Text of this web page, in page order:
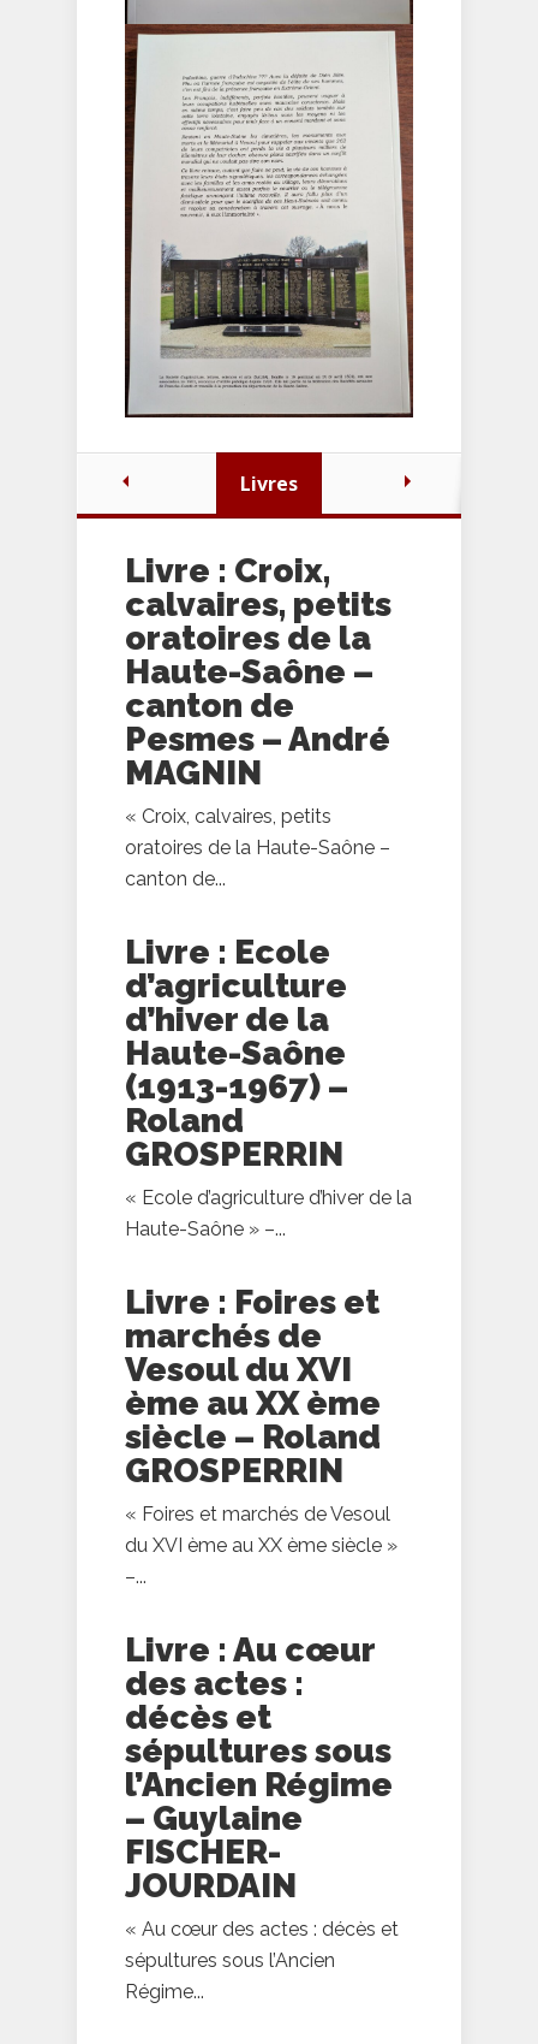
Livres
Livre : Croix,
calvaires, petits
oratoires de la
Haute-Saône –
canton de
Pesmes – André
MAGNIN
« Croix, calvaires, petits
oratoires de la Haute-Saône –
canton de...
Livre : Ecole
d’agriculture
d’hiver de la
Haute-Saône
(1913-1967) –
Roland
GROSPERRIN
« Ecole d’agriculture d’hiver de la
Haute-Saône » –...
Livre : Foires et
marchés de
Vesoul du XVI
ème au XX ème
siècle – Roland
GROSPERRIN
« Foires et marchés de Vesoul
du XVI ème au XX ème siècle »
–...
Livre : Au cœur
des actes :
décès et
sépultures sous
l’Ancien Régime
– Guylaine
FISCHER-
JOURDAIN
« Au cœur des actes : décès et
sépultures sous l’Ancien
Régime...